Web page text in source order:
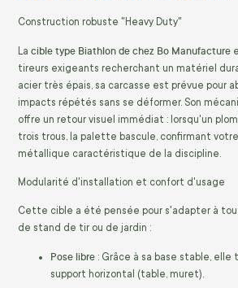
Construction robuste "Heavy Duty"
La cible type Biathlon de chez Bo Manufacture
tireurs exigeants recherchant un matériel
acier très épais, sa carcasse est prévue pour
impacts répétés sans se déformer. Son
offre un retour visuel immédiat : lorsqu'un
trois trous, la palette bascule, confirmant
métallique caractéristique de la discipline.
Modularité d'installation et confort d'usage
Cette cible a été pensée pour s'adapter à
de stand de tir ou de jardin :
Pose libre : Grâce à sa base stable, elle
support horizontal (table, muret).